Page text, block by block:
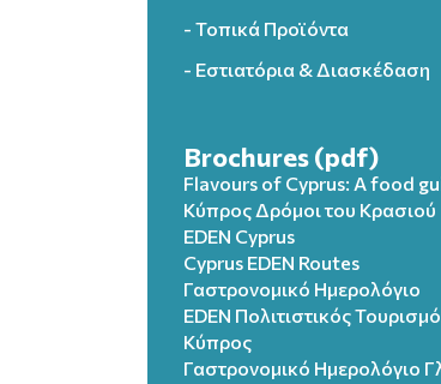
- Τοπικά Προϊόντα
- Εστιατόρια & Διασκέδαση
Brochures (pdf)
Flavours of Cyprus: A food
Κύπρος Δρόμοι του Κρασιού
EDEN Cyprus
Cyprus EDEN Routes
Γαστρονομικό Ημερολόγιο
EDEN Πολιτιστικός
Κύπρος
Γαστρονομικό Ημερολόγιo